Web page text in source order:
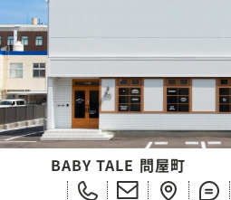
BABY TALE 問屋町